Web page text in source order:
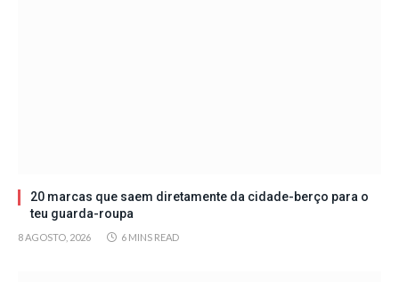
20 marcas que saem diretamente da cidade-berço para o
teu guarda-roupa
8 AGOSTO, 2026 6 MINS READ